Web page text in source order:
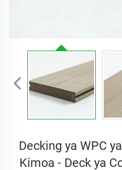
Decking ya WPC
Kimoa - Deck ya